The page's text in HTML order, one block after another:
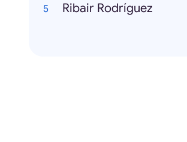
Ribair Rodríguez